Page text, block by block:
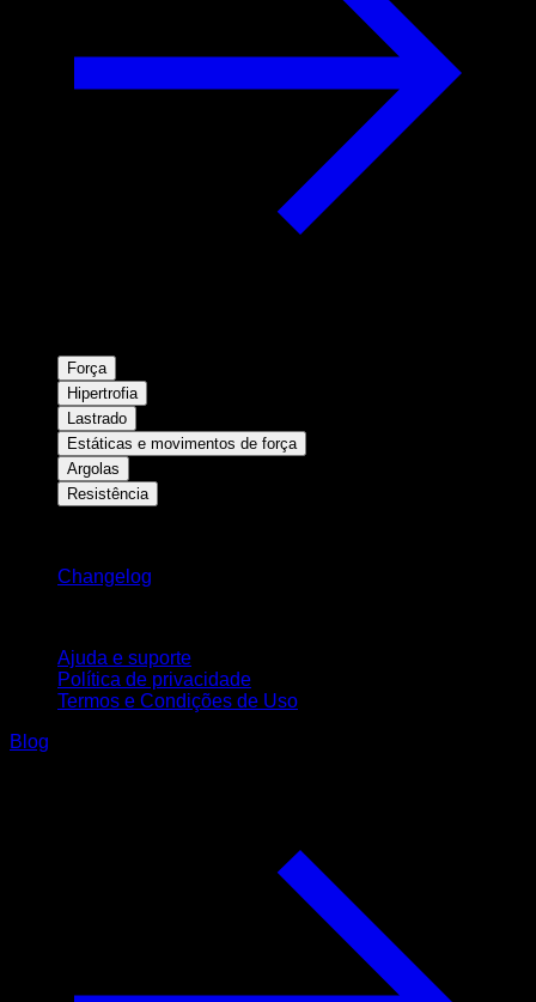
Força
Hipertrofia
Lastrado
Estáticas e movimentos de força
Argolas
Resistência
Changelog
Ajuda e suporte
Política de privacidade
Termos e Condições de Uso
Blog